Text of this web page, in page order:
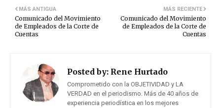
MÁS RECIENTE
Comunicado del Movimiento
de Empleados de la Corte de
Cuentas
MÁS ANTIGUA
Comunicado del Movimiento
de Empleados de la Corte de
Cuentas
Posted by: Rene Hurtado
Comprometido con la OBJETIVIDAD y LA
VERDAD en el periodismo. Más de 40 años de
experiencia periodística en los mejores